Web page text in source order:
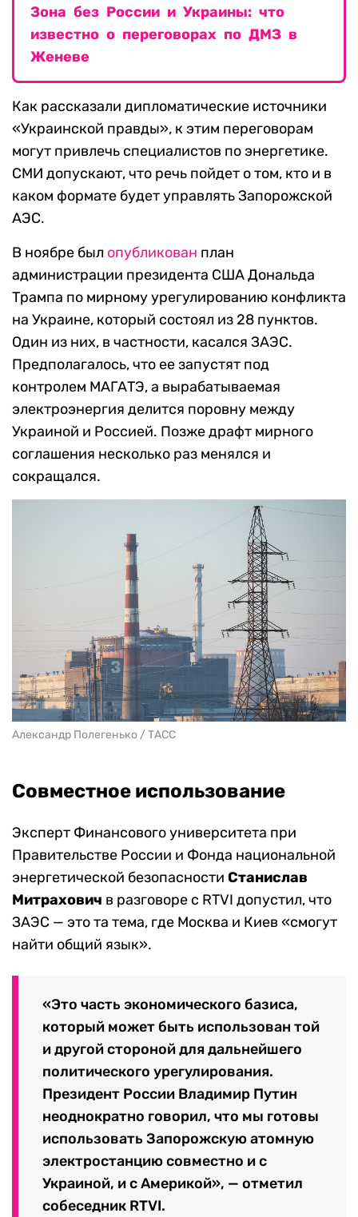
Зона без России и Украины: что
известно о переговорах по ДМЗ в
Женеве
Как рассказали дипломатические источники
«Украинской правды», к этим переговорам
могут привлечь специалистов по энергетике.
СМИ допускают, что речь пойдет о том, кто и в
каком формате будет управлять Запорожской
АЭС.
В ноябре был опубликован план
администрации президента США Дональда
Трампа по мирному урегулированию конфликта
на Украине, который состоял из 28 пунктов.
Один из них, в частности, касался ЗАЭС.
Предполагалось, что ее запустят под
контролем МАГАТЭ, а вырабатываемая
электроэнергия делится поровну между
Украиной и Россией. Позже драфт мирного
соглашения несколько раз менялся и
сокращался.
Александр Полегенько / ТАСС
Совместное использование
Эксперт Финансового университета при
Правительстве России и Фонда национальной
энергетической безопасности Станислав
Митрахович в разговоре с RTVI допустил, что
ЗАЭС — это та тема, где Москва и Киев «смогут
найти общий язык».
«Это часть экономического базиса,
который может быть использован той
и другой стороной для дальнейшего
политического урегулирования.
Президент России Владимир Путин
неоднократно говорил, что мы готовы
использовать Запорожскую атомную
электростанцию совместно и с
Украиной, и с Америкой», — отметил
собеседник RTVI.